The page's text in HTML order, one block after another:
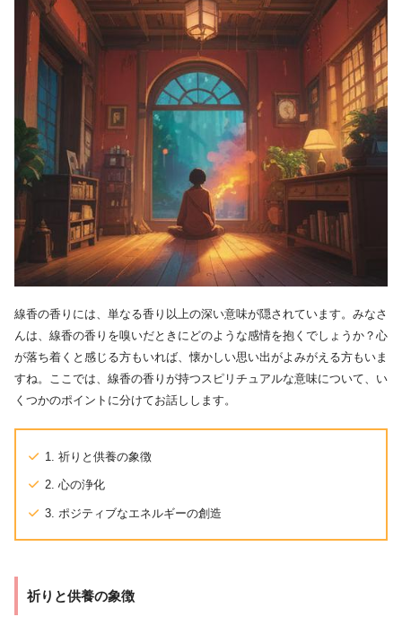
線香の香りには、単なる香り以上の深い意味が隠されています。みなさ
んは、線香の香りを嗅いだときにどのような感情を抱くでしょうか？心
が落ち着くと感じる方もいれば、懐かしい思い出がよみがえる方もいま
すね。ここでは、線香の香りが持つスピリチュアルな意味について、い
くつかのポイントに分けてお話しします。
1. 祈りと供養の象徴
2. 心の浄化
3. ポジティブなエネルギーの創造
祈りと供養の象徴